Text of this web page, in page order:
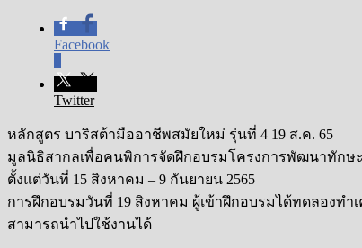
Facebook
Twitter
หลักสูตร บาริสต้ามืออาชีพสมัยใหม่ รุ่นที่ 4 19 ส.ค. 65
มูลนิธิสากลเพื่อคนพิการจัดฝึกอบรมโครงการพัฒนาทัก
ตั้งแต่วันที่ 15 สิงหาคม – 9 กันยายน 2565
การฝึกอบรมวันที่ 19 สิงหาคม ผู้เข้าฝึกอบรมได้ทดลองทำ
สามารถนำไปใช้งานได้